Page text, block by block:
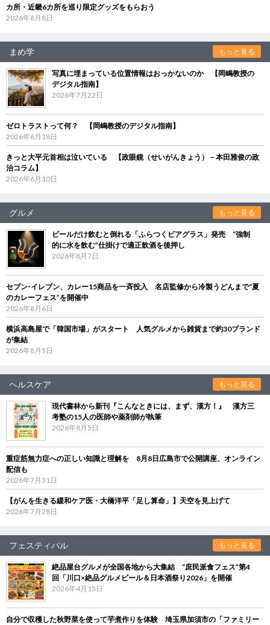
カ所・近畿6カ所を巡り限定グッズをもらおう
2026年8月8日
まめ学 もっと見る
写真に埋まっている位置情報はおっかないのか 【岡嶋教授の
デジタル指南】
2026年7月22日
ゼロトラストって何？ 【岡嶋教授のデジタル指南】
2026年6月18日
きっと大平元首相は泣いている 【政眼鏡（せいがんきょう）－本田雅俊の政
治コラム】
2026年6月10日
グルメ もっと見る
ビールだけ飲むと倒れる「ふらつくビアグラス」発売 “強制
的に水を飲む”仕掛けで適正飲酒を後押し
2026年8月7日
セブン‐イレブン、カレー15商品を一斉投入 名店監修から冷製うどんまで“夏
のカレーフェス”を開催中
2026年8月6日
横浜高島屋で「韓国市場」がスタート 人気グルメから雑貨まで約30ブランド
が集結
2026年8月5日
ヘルスケア もっと見る
現代書林から新刊『こんなときには、まず、漢方！』 漢方三
考塾の15人の医師や薬剤師が執筆
2026年8月5日
重症筋無力症への正しい知識と理解を 8月8日広島市で公開講座、オンライン
配信も
2026年7月31日
【がんを生きる緩和ケア医・大橋洋平「足し算命」】天空を見上げて
2026年7月28日
フェスティバル もっと見る
絶品屋台グルメが全国各地から大集結 “庶民派食フェス”第4
回「川口×絶品グルメビール＆日本酒祭り2026」を開催
2026年4月15日
自分で収穫した秋野菜を使って芋煮作りを体験 埼玉県加須市の「ファミリー